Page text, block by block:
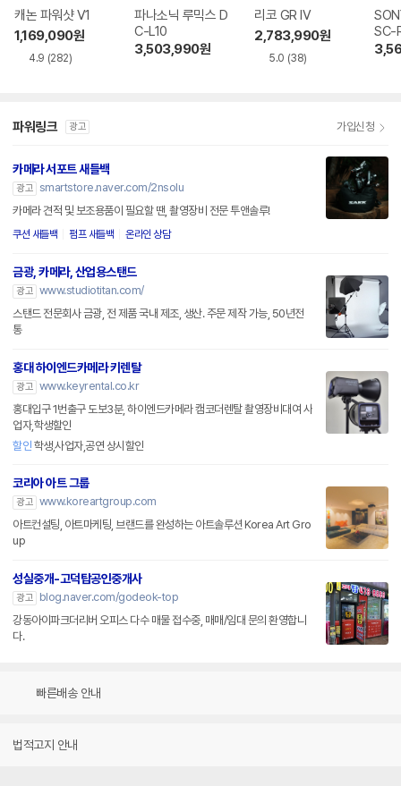
캐논 파워샷 V1
1,169,090원
4.9 (282)
파나소닉 루믹스 D
C-L10
3,503,990원
리코 GR IV
2,783,990원
5.0 (38)
SC-
파워링크 광고 가입신청
카메라 서포트 새들백
광고 smartstore.naver.com/2nsolu
카메라 견적 및 보조용품이 필요할 땐, 촬영장비 전문 투앤솔루!
쿠션 새들백 펌프 새들백 온라인 상담
금광, 카메라, 산업용스탠드
광고 www.studiotitan.com/
스탠드 전문회사 금광, 전 제품 국내 제조, 생산. 주문 제작 가능, 50년전
통
홍대 하이엔드카메라 키렌탈
광고 www.keyrental.co.kr
홍대입구 1번출구 도보3분, 하이엔드카메라 캠코더렌탈 촬영장비대여 사
업자,학생할인
할인 학생,사업자,공연 상시할인
코리아 아트 그룹
광고 www.koreartgroup.com
아트컨설팅, 아트마케팅, 브랜드를 완성하는 아트솔루션 Korea Art Gro
up
성실중개-고덕탑공인중개사
광고
blog.naver.com/godeok-top
강동아이파크더리버 오피스 다수 매물 접수중, 매매/임대 문의 환영합니
다.
빠른배송 안내
법적고지 안내